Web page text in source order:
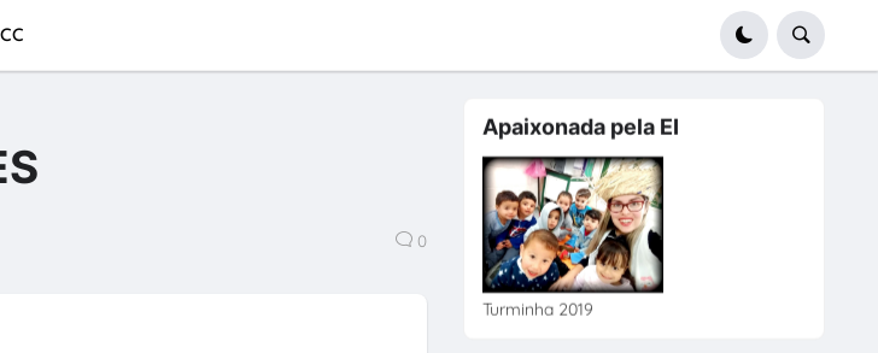
0
Apaixonada pela EI
Turminha 2019